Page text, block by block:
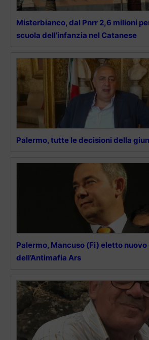
Misterbianco, dal Pnrr 2,6 milioni
scuola dell’infanzia nel Catanese
Palermo, tutte le decisioni della
Palermo, Mancuso (Fi) eletto
dell’Antimafia Ars